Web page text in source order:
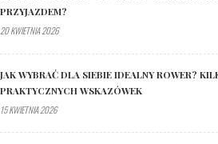
PRZYJAZDEM?
20 KWIETNIA 2026
JAK WYBRAĆ DLA SIEBIE IDEALNY ROWER?
PRAKTYCZNYCH WSKAZÓWEK
15 KWIETNIA 2026